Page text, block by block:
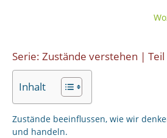
Serie: Zustände verstehen | Teil
Inhalt
Zustände beeinflussen, wie wir
und handeln.